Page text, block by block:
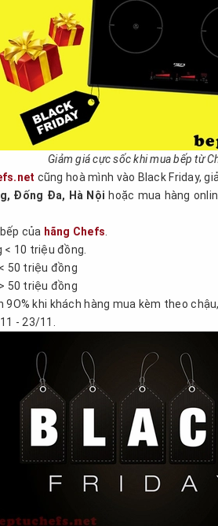
Giảm giá cực sốc khi mua bếp từ
cũng hoà mình vào Black Friday,
Đống Đa, Hà Nội hoặc mua hàng
của hãng Chefs
< 10 triệu đồng.
50 triệu đồng
50 triệu đồng
khi khách hàng mua kèm theo
- 23/11.